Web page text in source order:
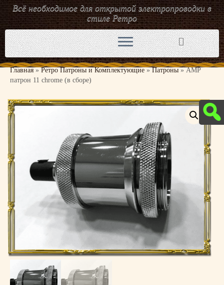
Перейти
к
содержимому
Всё необходимое для открытой электропроводки в
стиле Ретро
Главная » Ретро Патроны и Комплектующие » Патроны » AMP
патрон 11 chrome (в сборе)